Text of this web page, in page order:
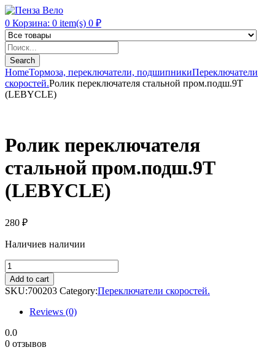
0 Корзина: 0 item(s) 0 ₽
Products
search
Search
HomeТормоза, переключатели, подшипникиПереключатели
скоростей.Ролик переключателя стальной пром.подш.9T
(LEBYCLE)
Ролик переключателя
стальной пром.подш.9T
(LEBYCLE)
280 ₽
Наличиев наличии
Ролик
переключателя
стальной
пром.подш.9T
(LEBYCLE)
quantity
Add to cart
SKU:700203 Category:Переключатели скоростей.
Reviews (0)
0.0
0 отзывов